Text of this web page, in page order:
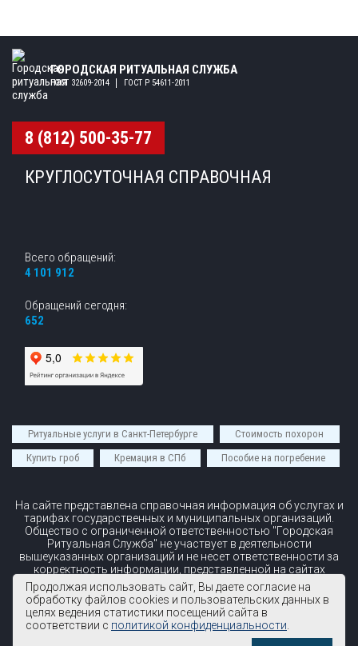
ГОРОДСКАЯ РИТУАЛЬНАЯ СЛУЖБА
ГОСТ 32609-2014 ГОСТ Р 54611-2011
8 (812) 500-35-77
КРУГЛОСУТОЧНАЯ СПРАВОЧНАЯ
Всего обращений:
4 101 912
Обращений сегодня:
652
Ритуальные услуги в Санкт-Петербурге
Стоимость похорон
Купить гроб
Кремация в СПб Пособие на погребение
На сайте представлена справочная информация об услугах и
тарифах государственных и муниципальных организаций.
Общество с ограниченной ответственностью "Городская
Ритуальная Служба" не участвует в деятельности
вышеуказанных организаций и не несет ответственности за
корректность информации, представленной на сайтах
вышеуказанных организаций.
© 2026 ООО "Городская ритуальная служба"
Все права защищены
Продолжая использовать сайт, Вы даете согласие на
обработку файлов cookies и пользовательских данных в
целях ведения статистики посещений сайта в
соответствии с политикой конфиденциальности